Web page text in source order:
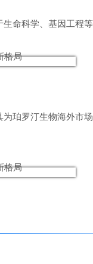
命科学、基因工程等
珀罗汀生物海外市